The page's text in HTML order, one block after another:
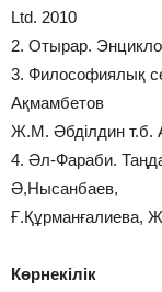
Ltd. 2010
2. Отырар.
3. Философиялық
Ақмамбетов
Ж.М. Әбділдин т.б.
4. Әл-Фараби.
Ә,Нысанбаев,
Ғ.Құрманғалиева,
Көрнекілік